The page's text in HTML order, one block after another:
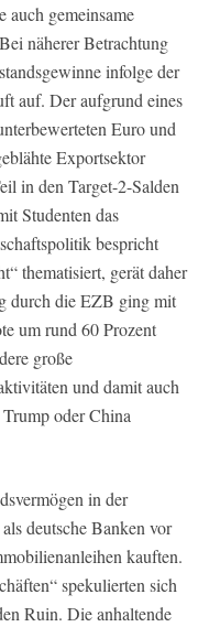
auch gemeinsame
näherer Betrachtung
infolge der
auf. Der aufgrund eines
Euro und
Exportsektor
in den Target-2-Salden
Studenten das
bespricht
thematisiert, gerät daher
durch die EZB ging mit
um rund 60 Prozent
große
und damit auch
oder China
in der
deutsche Banken vor
kauften.
spekulierten sich
Ruin. Die anhaltende